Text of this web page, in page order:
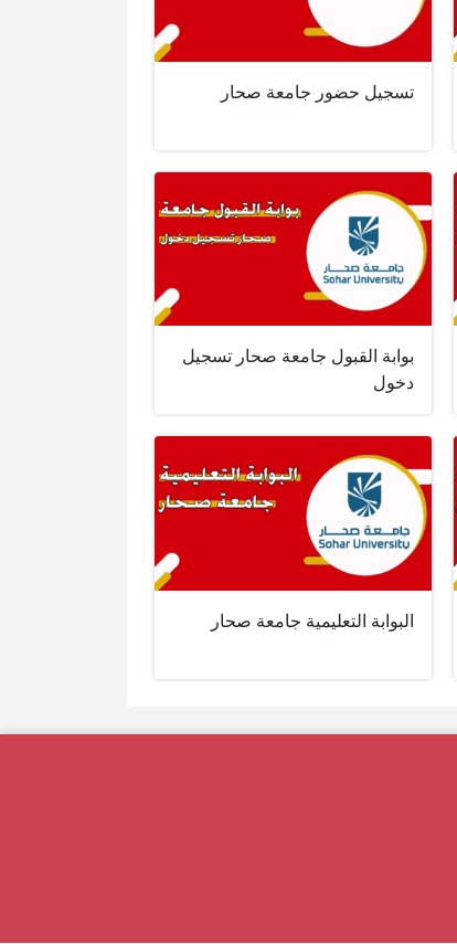
تسجيل حضور جامعة صحار
بوابة القبول جامعة صحار تسجيل
دخول
البوابة التعليمية جامعة صحار